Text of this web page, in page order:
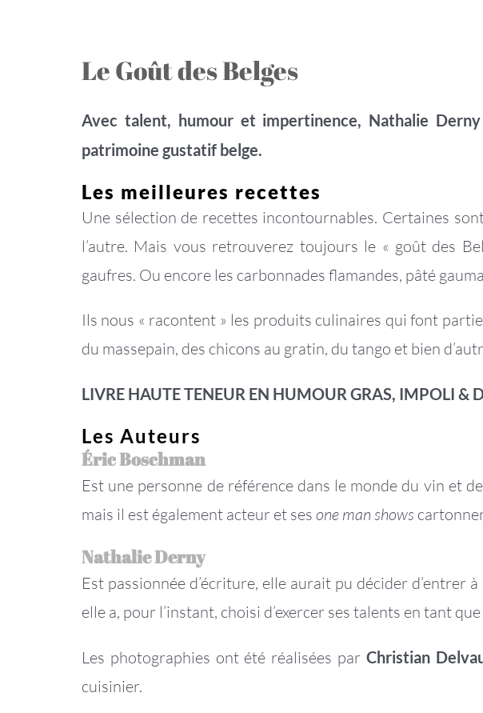
Le Goût des Belges
Avec talent, humour et impertinence, Nathalie
patrimoine gustatif belge.
Les meilleures recettes
Une sélection de recettes incontournables. Certaines
l’autre. Mais vous retrouverez toujours le « goût des
gaufres. Ou encore les carbonnades flamandes, pâté
Ils nous « racontent » les produits culinaires qui font
du massepain, des chicons au gratin, du tango et bien
LIVRE HAUTE TENEUR EN HUMOUR GRAS, IMPOLI &
Les Auteurs
Éric Boschman
Est une personne de référence dans le monde du vin et
mais il est également acteur et ses one man shows
Nathalie Derny
Est passionnée d’écriture, elle aurait pu décider
elle a, pour l’instant, choisi d’exercer ses talents en tant
Les photographies ont été réalisées par Christian
cuisinier.